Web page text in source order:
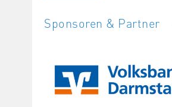
Sponsoren & Partner